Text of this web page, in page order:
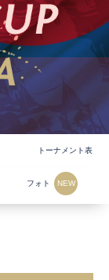
トーナメント表
フォト NEW